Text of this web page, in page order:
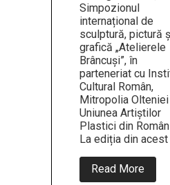
Simpozionul
internațional de
sculptură, pictură
grafică „Atelierele
Brâncuşi”, în
parteneriat cu
Cultural Român,
Mitropolia
Uniunea Artiștilor
Plastici din
La ediția din
Read More